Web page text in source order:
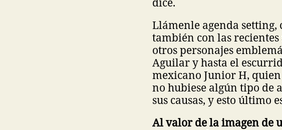
Llámenle agenda
también con las
otros personajes
Aguilar y hasta el
mexicano Junior H,
no hubiese algún tipo de
sus causas, y esto último
Al valor de la imagen de